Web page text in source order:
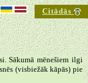
Citādās
►
Sākumā mēnešiem ilgi
(visbiežāk kāpās) pie